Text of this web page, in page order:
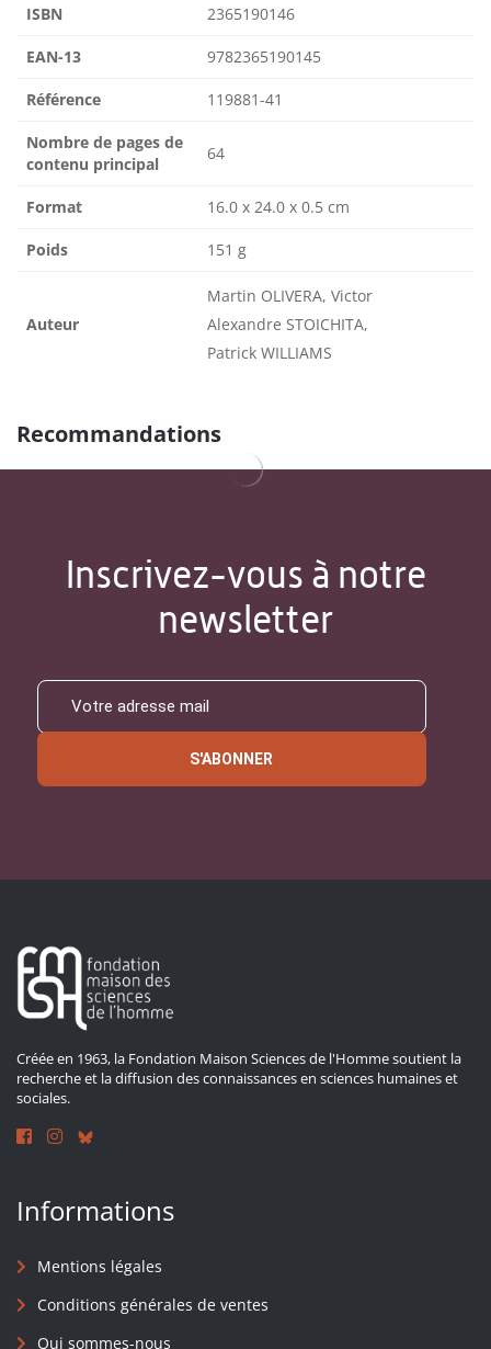
ISBN 2365190146
EAN-13 9782365190145
Référence 119881-41
Nombre de pages de
contenu principal
64
Format 16.0 x 24.0 x 0.5 cm
Poids 151 g
Auteur
Martin OLIVERA, Victor
Alexandre STOICHITA,
Patrick WILLIAMS
Recommandations
Inscrivez-vous à notre
newsletter
S'ABONNER
Créée en 1963, la Fondation Maison Sciences de l'Homme soutient la
recherche et la diffusion des connaissances en sciences humaines et
sociales.
Informations
Mentions légales
Conditions générales de ventes
Qui sommes-nous